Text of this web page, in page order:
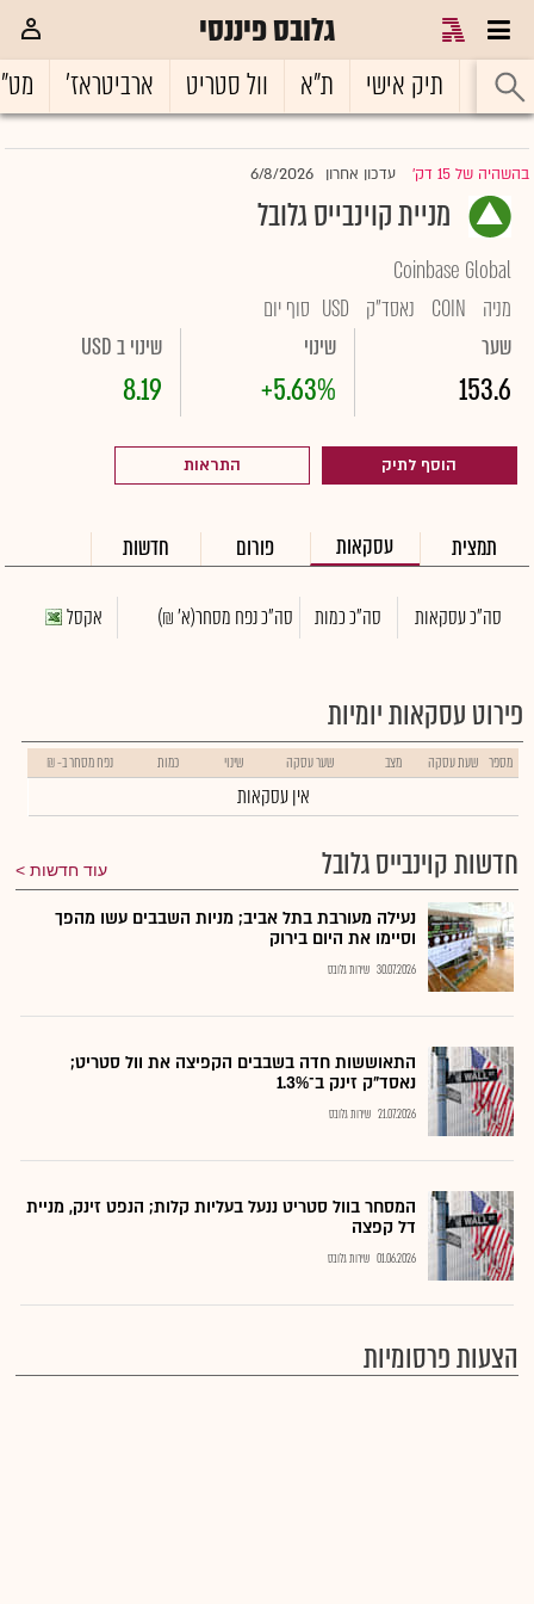
גלובס פיננסי
ראשי תיק אישי ת"א וול סטריט ארביטראז'
בהשהיה של 15 דק' |עדכון אחרון 6/8/2026
מניית קוינבייס גלובל
Coinbase Global
מניה
COIN נאסד"ק USD סוף יום
שער
153.6
שינוי
+5.63%
שינוי ב USD
8.19
הוסף לתיק התראות
תמצית עסקאות פורום חדשות
סה"כ עסקאות סה"כ כמות סה"כ נפח מסחר(א' ₪) אקסל
פירוט עסקאות יומיות
מספר שעת עסקה מצב שער עסקה שינוי כמות נפח מסחר ב- ₪
אין עסקאות
חדשות קוינבייס גלובל עוד חדשות
נעילה מעורבת בתל אביב; מניות השבבים עשו מהפך
וסיימו את היום בירוק
30.07.2026 שירות גלובס
התאוששות חדה בשבבים הקפיצה את וול סטריט;
נאסד"ק זינק ב־1.3%
21.07.2026 שירות גלובס
המסחר בוול סטריט ננעל בעליות קלות; הנפט זינק, מניית
דל קפצה
01.06.2026 שירות גלובס
הצעות פרסומיות